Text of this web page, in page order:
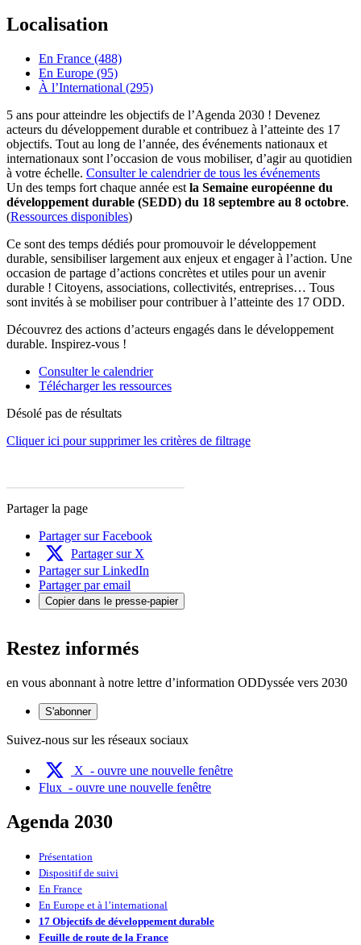
Localisation
En France (488)
En Europe (95)
À l’International (295)
5 ans pour atteindre les objectifs de l’Agenda 2030 ! Devenez
acteurs du développement durable et contribuez à l’atteinte des 17
objectifs. Tout au long de l’année, des événements nationaux et
internationaux sont l’occasion de vous mobiliser, d’agir au quotidien
à votre échelle. Consulter le calendrier de tous les événements
Un des temps fort chaque année est la Semaine européenne du
développement durable (SEDD) du 18 septembre au 8 octobre.
(Ressources disponibles)
Ce sont des temps dédiés pour promouvoir le développement
durable, sensibiliser largement aux enjeux et engager à l’action. Une
occasion de partage d’actions concrètes et utiles pour un avenir
durable ! Citoyens, associations, collectivités, entreprises… Tous
sont invités à se mobiliser pour contribuer à l’atteinte des 17 ODD.
Découvrez des actions d’acteurs engagés dans le développement
durable. Inspirez-vous !
Consulter le calendrier
Télécharger les ressources
Désolé pas de résultats
Cliquer ici pour supprimer les critères de filtrage
Partager la page
Partager sur Facebook
Partager sur X
Partager sur LinkedIn
Partager par email
Copier dans le presse-papier
Restez informés
en vous abonnant à notre lettre d’information ODDyssée vers 2030
S'abonner
Suivez-nous sur les réseaux sociaux
X - ouvre une nouvelle fenêtre
Flux - ouvre une nouvelle fenêtre
Agenda 2030
Présentation
Dispositif de suivi
En France
En Europe et à l’international
17 Objectifs de développement durable
Feuille de route de la France